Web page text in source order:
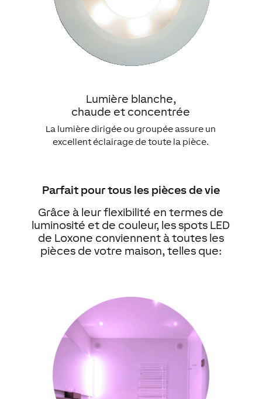
Lumière blanche,
chaude et concentrée
La lumière dirigée ou groupée assure un
excellent éclairage de toute la pièce.
Parfait pour tous les pièces de vie
Grâce à leur flexibilité en termes de
luminosité et de couleur, les spots LED
de Loxone conviennent à toutes les
pièces de votre maison, telles que: